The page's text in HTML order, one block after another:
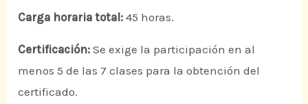
Carga horaria total: 45 horas.
Certificación: Se exige la participación en al
menos 5 de las 7 clases para la obtención del
certificado.